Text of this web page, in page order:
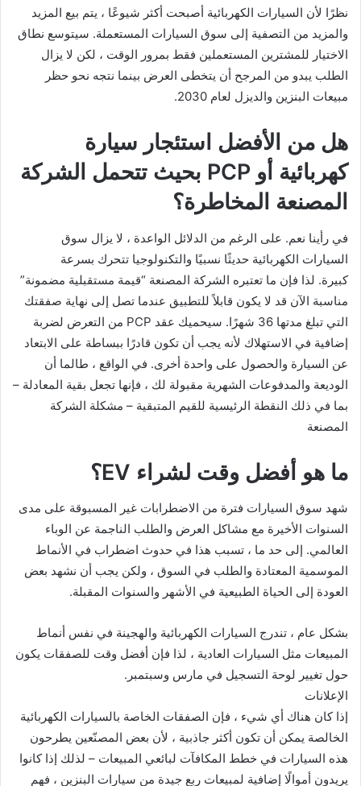
نظرًا لأن السيارات الكهربائية أصبحت أكثر شيوعًا ، يتم بيع المزيد
والمزيد من التصفية إلى سوق السيارات المستعملة. سيتوسع نطاق
الاختيار للمشترين المستعملين فقط بمرور الوقت ، لكن لا يزال
الطلب يبدو من المرجح أن يتخطى العرض بينما نتجه نحو حظر
مبيعات البنزين والديزل لعام 2030.
هل من الأفضل استئجار سيارة
كهربائية أو PCP بحيث تتحمل الشركة
المصنعة المخاطرة؟
في رأينا نعم. على الرغم من الدلائل الواعدة ، لا يزال سوق
السيارات الكهربائية حديثًا نسبيًا والتكنولوجيا تتحرك بسرعة
كبيرة. لذا فإن ما تعتبره الشركة المصنعة “قيمة مستقبلية مضمونة”
مناسبة الآن قد لا يكون قابلاً للتطبيق عندما تصل إلى نهاية صفقتك
التي تبلغ مدتها 36 شهرًا. سيحميك عقد PCP من التعرض لضربة
إضافية في الاستهلاك لأنه يجب أن تكون قادرًا ببساطة على الابتعاد
عن السيارة والحصول على واحدة أخرى. في الواقع ، طالما أن
الوديعة والمدفوعات الشهرية مقبولة لك ، فإنها تجعل بقية المعادلة –
بما في ذلك النقطة الرئيسية للقيم المتبقية – مشكلة الشركة
المصنعة
ما هو أفضل وقت لشراء EV؟
شهد سوق السيارات فترة من الاضطرابات غير المسبوقة على مدى
السنوات الأخيرة مع مشاكل العرض والطلب الناجمة عن الوباء
العالمي. إلى حد ما ، تسبب هذا في حدوث اضطراب في الأنماط
الموسمية المعتادة والطلب في السوق ، ولكن يجب أن نشهد بعض
العودة إلى الحياة الطبيعية في الأشهر والسنوات المقبلة.
بشكل عام ، تندرج السيارات الكهربائية والهجينة في نفس أنماط
المبيعات مثل السيارات العادية ، لذا فإن أفضل وقت للصفقات يكون
حول تغيير لوحة التسجيل في مارس وسبتمبر.
الإعلانات
إذا كان هناك أي شيء ، فإن الصفقات الخاصة بالسيارات الكهربائية
الخالصة يمكن أن تكون أكثر جاذبية ، لأن بعض المصنّعين يطرحون
هذه السيارات في خطط المكافآت لبائعي المبيعات – لذلك إذا كانوا
يريدون أموالًا إضافية لمبيعات ربع جيدة من سيارات البنزين ، فهم